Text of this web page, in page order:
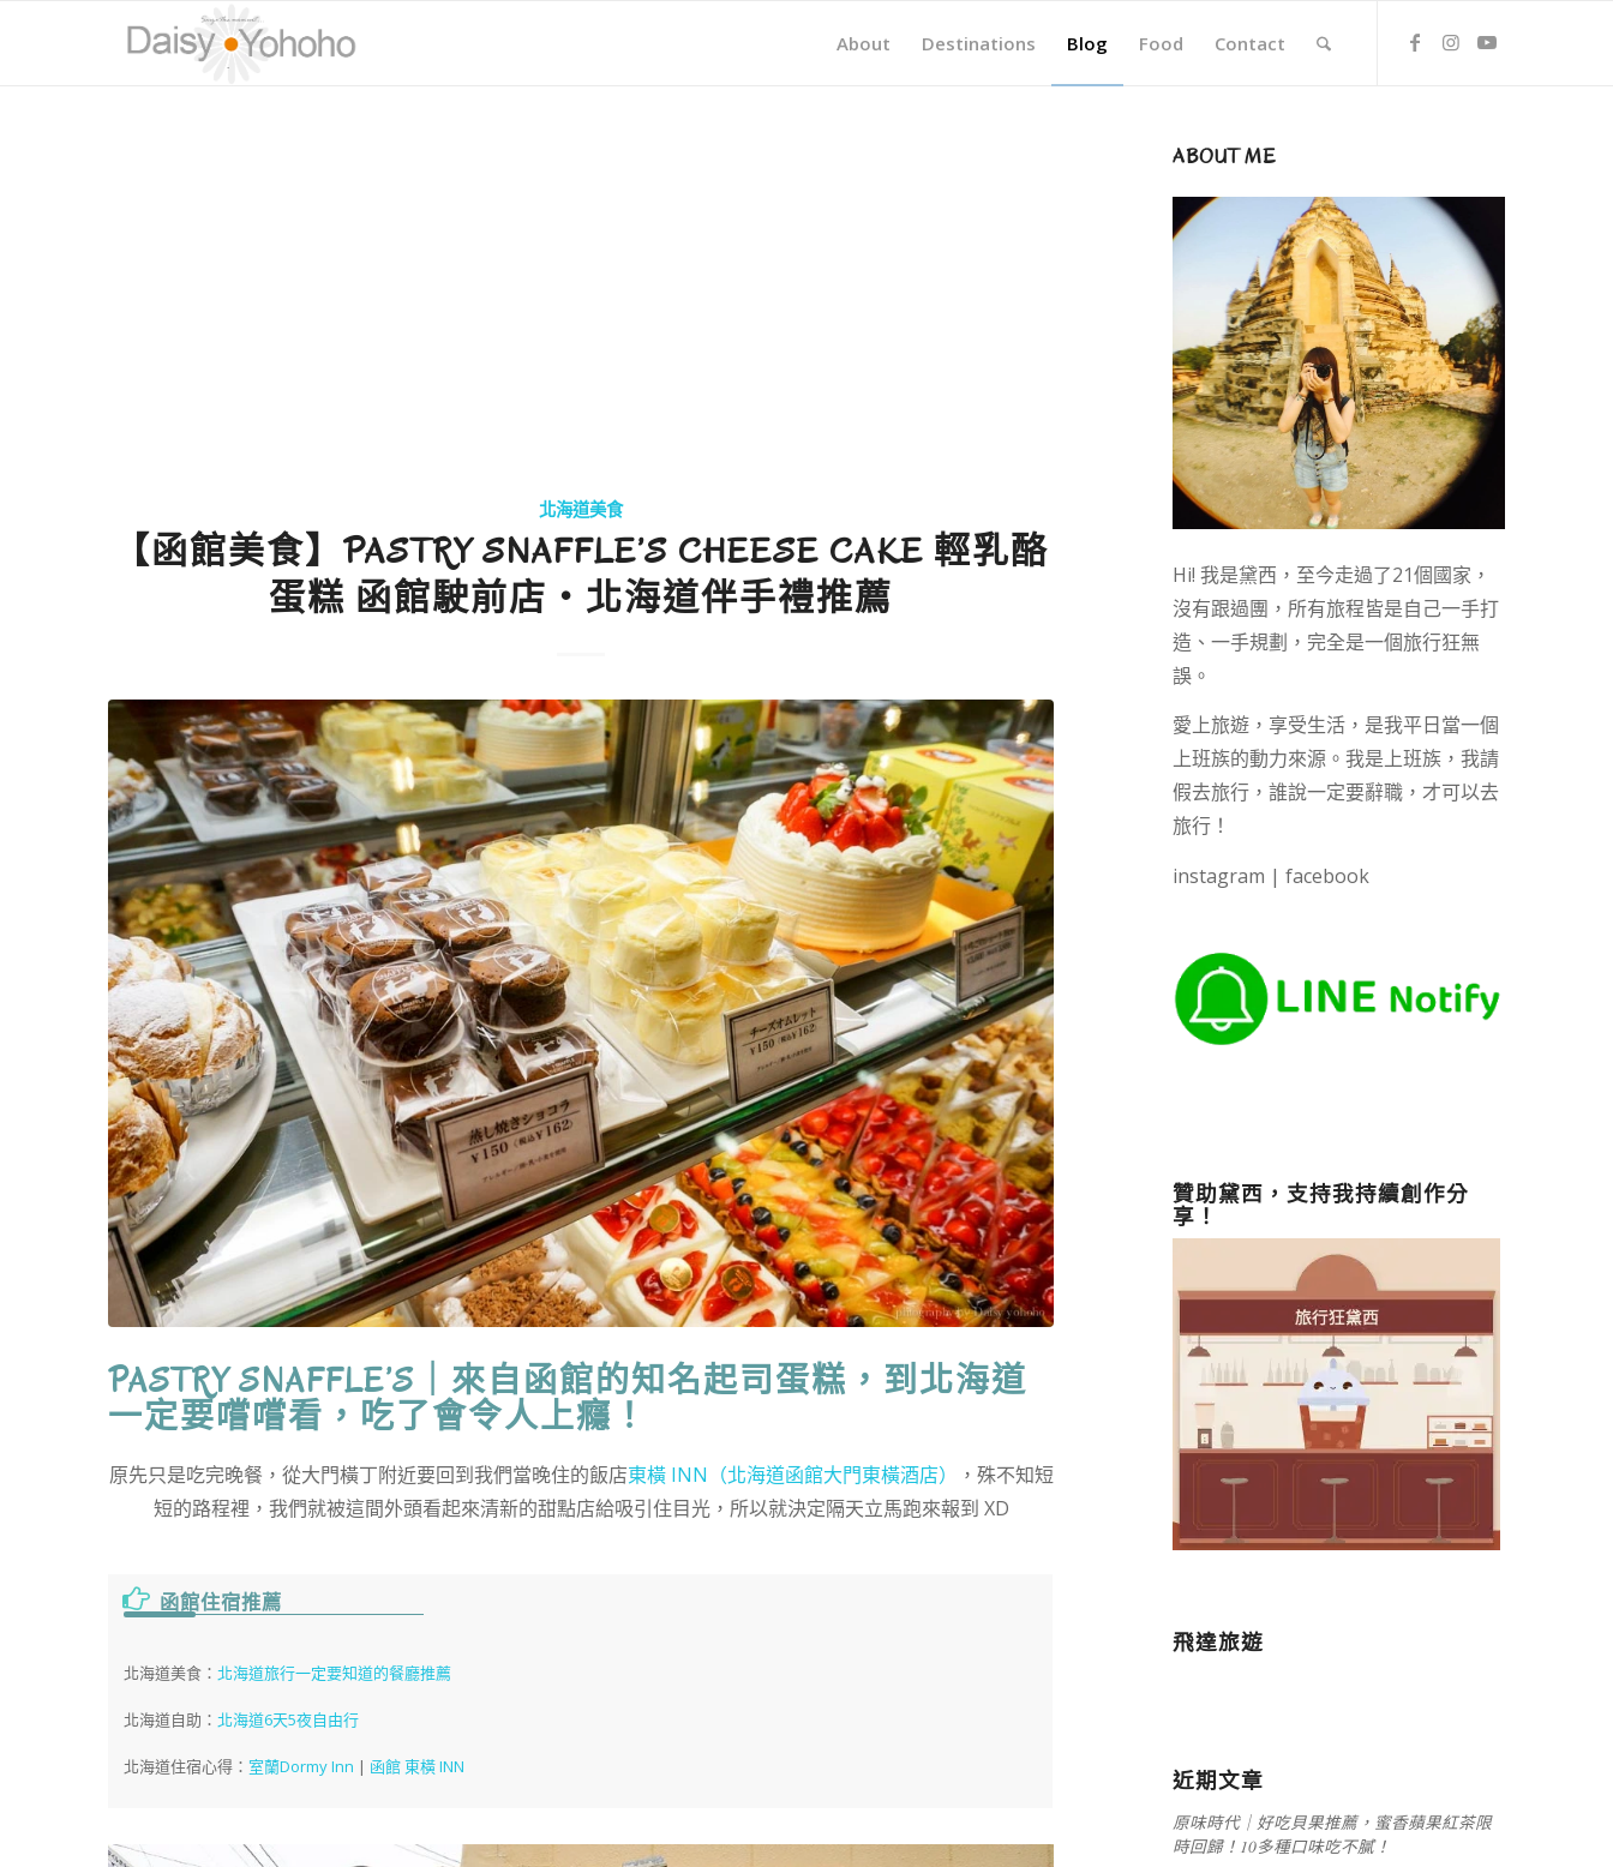
About Destinations Blog Food Contact
北海道美食
【函館美食】PASTRY SNAFFLE’S CHEESE CAKE 輕乳酪
蛋糕 函館駛前店・北海道伴手禮推薦
PASTRY SNAFFLE’S｜來自函館的知名起司蛋糕，到北海道
一定要嚐嚐看，吃了會令人上癮！
原先只是吃完晚餐，從大門橫丁附近要回到我們當晚住的飯店東橫 INN（北海道函館大門東橫酒店）
，殊不知短
短的路程裡，我們就被這間外頭看起來清新的甜點店給吸引住目光，所以就決定隔天立馬跑來報到 XD
函館住宿推薦
北海道美食：北海道旅行一定要知道的餐廳推薦
北海道自助：北海道6天5夜自由行
北海道住宿心得： 室蘭Dormy Inn | 函館 東橫 INN
ABOUT ME
Hi! 我是黛西，至今走過了21個國家，
沒有跟過團，所有旅程皆是自己一手打
造、一手規劃，完全是一個旅行狂無
誤。
愛上旅遊，享受生活，是我平日當一個
上班族的動力來源。我是上班族，我請
假去旅行，誰說一定要辭職，才可以去
旅行！
instagram | facebook
贊助黛西，支持我持續創作分
享！
飛達旅遊
近期文章
原味時代｜好吃貝果推薦，蜜香蘋果紅茶限
時回歸！10多種口味吃不膩！